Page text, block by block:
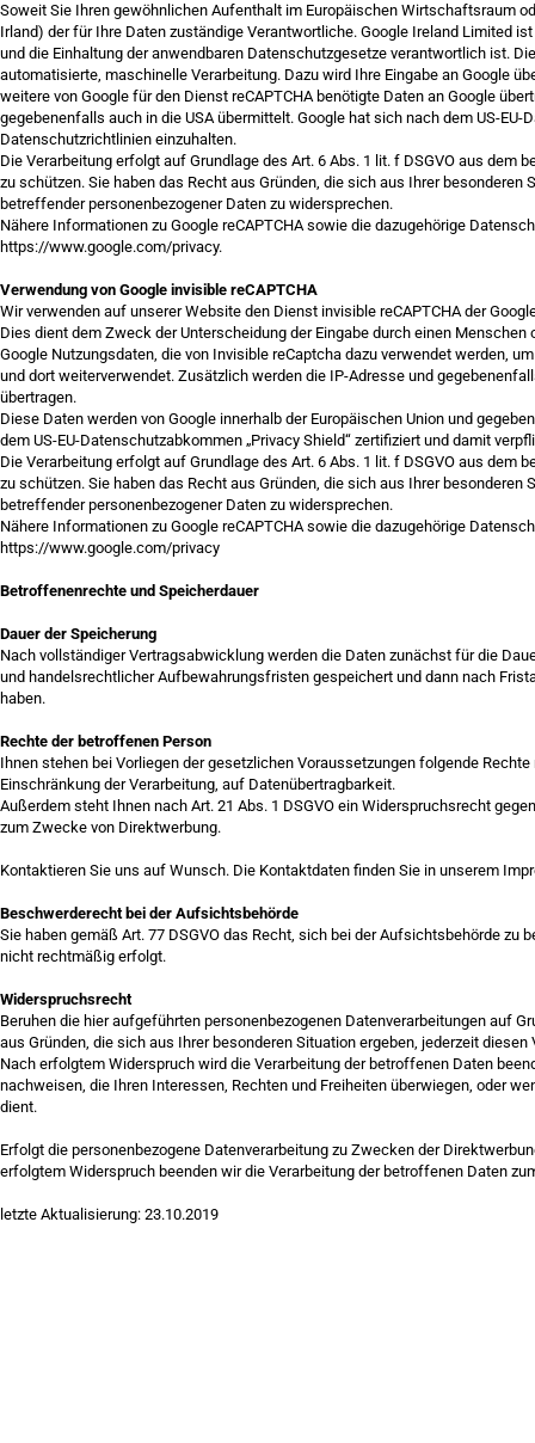
Soweit Sie Ihren gewöhnlichen Aufenthalt im Europäischen Wirtschaftsraum
Irland) der für Ihre Daten zuständige Verantwortliche. Google Ireland Limited
und die Einhaltung der anwendbaren Datenschutzgesetze verantwortlich ist.
automatisierte, maschinelle Verarbeitung. Dazu wird Ihre Eingabe an Google
weitere von Google für den Dienst reCAPTCHA benötigte Daten an Google
gegebenenfalls auch in die USA übermittelt. Google hat sich nach dem US-
Datenschutzrichtlinien einzuhalten.
Die Verarbeitung erfolgt auf Grundlage des Art. 6 Abs. 1 lit. f DSGVO aus
zu schützen. Sie haben das Recht aus Gründen, die sich aus Ihrer
betreffender personenbezogener Daten zu widersprechen.
Nähere Informationen zu Google reCAPTCHA sowie die dazugehörige
https://www.google.com/privacy.
Verwendung von Google invisible reCAPTCHA
Wir verwenden auf unserer Website den Dienst invisible reCAPTCHA der
Dies dient dem Zweck der Unterscheidung der Eingabe durch einen
Google Nutzungsdaten, die von Invisible reCaptcha dazu verwendet werden,
und dort weiterverwendet. Zusätzlich werden die IP-Adresse und
übertragen.
Diese Daten werden von Google innerhalb der Europäischen Union und
dem US-EU-Datenschutzabkommen „Privacy Shield“ zertifiziert und damit
Die Verarbeitung erfolgt auf Grundlage des Art. 6 Abs. 1 lit. f DSGVO aus
zu schützen. Sie haben das Recht aus Gründen, die sich aus Ihrer
betreffender personenbezogener Daten zu widersprechen.
Nähere Informationen zu Google reCAPTCHA sowie die dazugehörige
https://www.google.com/privacy
Betroffenenrechte und Speicherdauer
Dauer der Speicherung
Nach vollständiger Vertragsabwicklung werden die Daten zunächst für die
und handelsrechtlicher Aufbewahrungsfristen gespeichert und dann nach
haben.
Rechte der betroffenen Person
Ihnen stehen bei Vorliegen der gesetzlichen Voraussetzungen folgende
Einschränkung der Verarbeitung, auf Datenübertragbarkeit.
Außerdem steht Ihnen nach Art. 21 Abs. 1 DSGVO ein Widerspruchsrecht
zum Zwecke von Direktwerbung.
Kontaktieren Sie uns auf Wunsch. Die Kontaktdaten finden Sie in unserem
Beschwerderecht bei der Aufsichtsbehörde
Sie haben gemäß Art. 77 DSGVO das Recht, sich bei der Aufsichtsbehörde
nicht rechtmäßig erfolgt.
Widerspruchsrecht
Beruhen die hier aufgeführten personenbezogenen Datenverarbeitungen auf
aus Gründen, die sich aus Ihrer besonderen Situation ergeben, jederzeit
Nach erfolgtem Widerspruch wird die Verarbeitung der betroffenen Daten
nachweisen, die Ihren Interessen, Rechten und Freiheiten überwiegen, oder
dient.
Erfolgt die personenbezogene Datenverarbeitung zu Zwecken der
erfolgtem Widerspruch beenden wir die Verarbeitung der betroffenen Daten
letzte Aktualisierung: 23.10.2019